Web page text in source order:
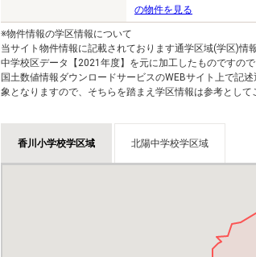
の物件を見る
※物件情報の学区情報について
当サイト物件情報に記載されております通学区域(学区)
中学校区データ【2021年度】を元に加工したものですの
国土数値情報ダウンロードサービスのWEBサイト上で記
象となりますので、そちらを踏まえ学区情報は参考として
香川小学校学区域 北陽中学校学区域